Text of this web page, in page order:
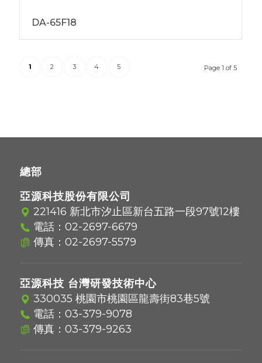
DA-65F18
Page 1 of 5
1 2 3 4 5
總部
亞源科技股份有限公司
221416 新北市汐止區新台五路一段97號12樓
電話： 02-2697-6679
傳真：02-2697-5579
亞源科技 台灣研發技術中心
330035 桃園市桃園區龍壽街83巷5號
電話： 03-379-9078
傳真：03-379-9263